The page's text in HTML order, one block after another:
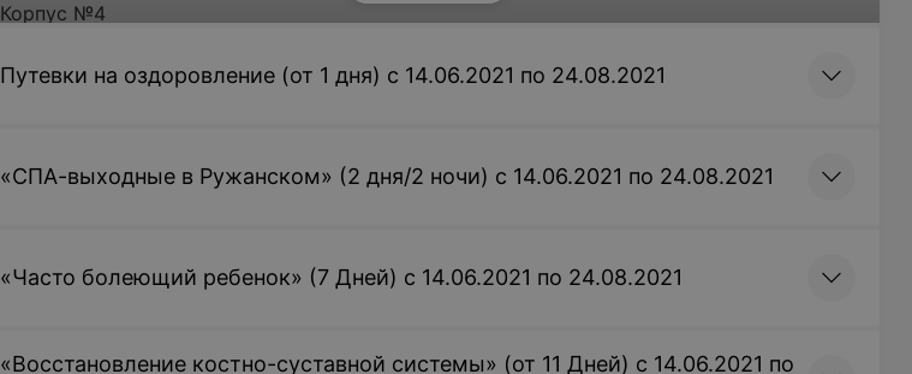
Корпус №4
Однокомнатный
Цена по запросу
Двухкомнатный семейный
Цена по запросу
Однокомнатный
Цена по запросу
(корпус №4)
Цена по запросу
человека в однокомнатном
Цена по запросу
человека в однокомнатном
Цена по запросу
Путевки на оздоровление (от 1 дня) с 14.06.2021 по 24.08.2021
«СПА-выходные в Ружанском» (2 дня/2 ночи) с 14.06.2021 по 24.08.2021
«Часто болеющий ребенок» (7 Дней) с 14.06.2021 по 24.08.2021
«Восстановление костно-суставной системы» (от 11 Дней) с 14.06.2021 по